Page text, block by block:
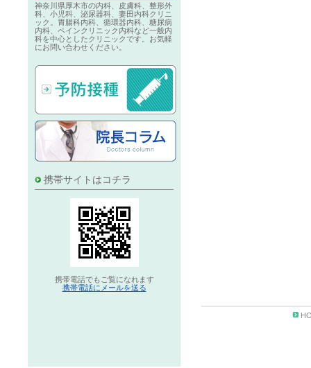
神奈川県厚木市の内科、皮膚科、整形外
科、小児科、泌尿器科、妻田内科クリニ
ック。胃腸科内科、循環器内科、糖尿病
内科、ペインクリニック内科など一般内
科を中心としたクリニックです。お気軽
にお問い合わせください。
携帯サイトはコチラ
携帯電話でもご覧になれます
携帯電話にメールを送る